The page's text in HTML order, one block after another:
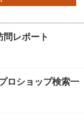
レポート
ショップ検索一